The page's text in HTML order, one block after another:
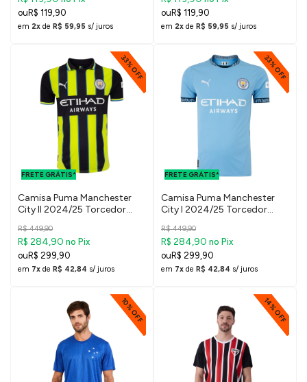
R$ 119,90
em 2x de R$ 59,95 s/ juros
R$ 119,90
em 2x de R$ 59,95 s/ juros
33% OFF
FRETE GRÁTIS*
FRETE GRÁTIS
PARA O DF E
SUDESTE
Camisa Puma Manchester
City II 2024/25 Torcedor
R$ 449,90
R$ 284,90 no Pix
R$ 299,90
em 7x de R$ 42,84 s/ juros
33% OFF
FRETE GRÁTIS*
FRETE GRÁTIS
PARA O DF E
SUDESTE
Camisa Puma Manchester
City I 2024/25 Torcedor
R$ 449,90
R$ 284,90 no Pix
R$ 299,90
em 7x de R$ 42,84 s/ juros
10% OFF 14% OFF